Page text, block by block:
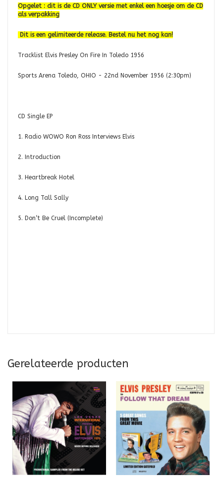
Opgelet : dit is de CD ONLY versie met enkel een hoesje om de CD
als verpakking
Dit is een gelimiteerde release. Bestel nu het nog kan!
Tracklist Elvis Presley On Fire In Toledo 1956
Sports Arena Toledo, OHIO - 22nd November 1956 (2:30pm)
CD Single EP
1. Radio WOWO Ron Ross Interviews Elvis
2. Introduction
3. Heartbreak Hotel
4. Long Tall Sally
5. Don‘t Be Cruel (Incomplete)
Gerelateerde producten